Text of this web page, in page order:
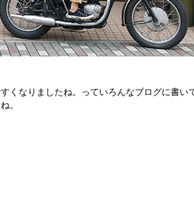
くなりましたね。っていろんなブログに書い
。